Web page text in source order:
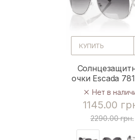
КУПИТЬ
очки Escada
Нет в
1145.00
2290.00 грн.